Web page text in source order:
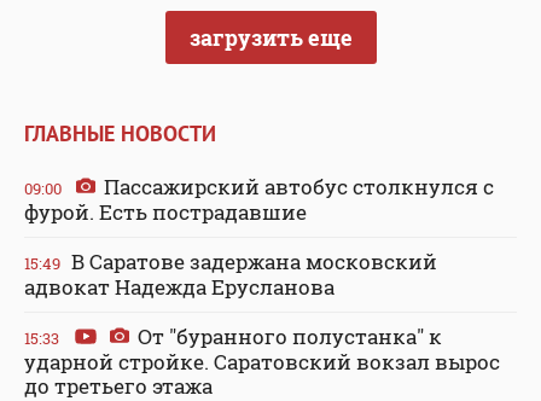
загрузить еще
ГЛАВНЫЕ НОВОСТИ
09:00
Пассажирский автобус столкнулся с
фурой. Есть пострадавшие
15:49 В Саратове задержана московский
адвокат Надежда Ерусланова
15:33
От "буранного полустанка" к
ударной стройке. Саратовский вокзал вырос
до третьего этажа